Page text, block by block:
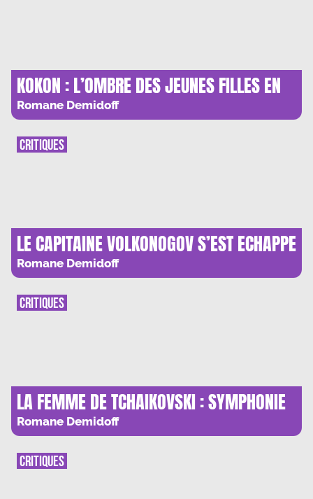
KOKON : L’OMBRE DES JEUNES FILLES EN
PIEUVRE
Romane Demidoff
LE CAPITAINE VOLKONOGOV S’EST ECHAPPE
: COURSE-POURSUITE A LENINGRAD
Romane Demidoff
CRITIQUES
LA FEMME DE TCHAIKOVSKI : SYMPHONIE
FURIEUSE
Romane Demidoff
CRITIQUES
CRITIQUES